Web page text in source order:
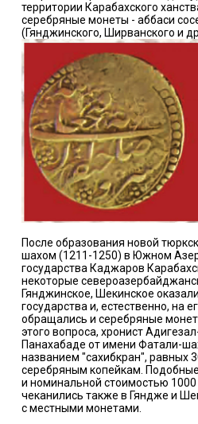
территории Карабахского
серебряные монеты - аббаси
(Гянджинского, Ширванского и
После образования новой
шахом (1211-1250) в Южном
государства Каджаров
некоторые
Гянджинское, Шекинское
государства и, естественно, на
обращались и серебряные
этого вопроса, хронист
Панахабаде от имени Фатали-
названием "сахибкран", равных
серебряным копейкам.
и номинальной стоимостью
чеканились также в Гяндже и
с местными монетами.